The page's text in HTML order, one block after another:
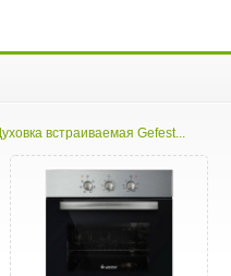
встраиваемая Gefest...